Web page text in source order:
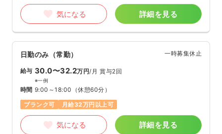
気になる 詳細を見る
日勤のみ（常勤） 一時募集休止
給与 30.0〜32.2万円/月 賞与2回
※一例
時間 9:00～18:00 （休憩60分）
ブランク可
月給32万円以上可
気になる 詳細を見る